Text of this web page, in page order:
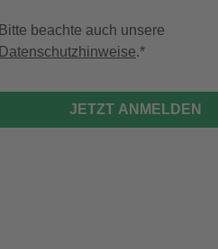
Bitte beachte auch unsere
Datenschutzhinweise.
JETZT ANMELDEN